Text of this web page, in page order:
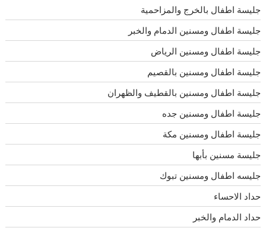
جليسة اطفال بالخرج والمزاحمية
جليسة اطفال ومسنين الدمام والخبر
جليسة اطفال ومسنين الرياض
جليسة اطفال ومسنين بالقصيم
جليسة اطفال ومسنين بالقطيف والظهران
جليسة اطفال ومسنين جده
جليسة اطفال ومسنين مكة
جليسة مسنين بأبها
جليسه اطفال ومسنين تبوك
حداد الاحساء
حداد الدمام والخبر